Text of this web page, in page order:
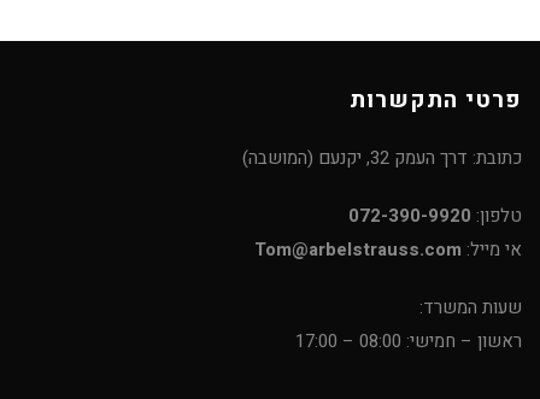
פרטי התקשרות
כתובת: דרך העמק 32, יקנעם (המושבה)
טלפון: 072-390-9920
אי מייל:
שעות המשרד:
ראשון – חמישי: 08:00 – 17:00